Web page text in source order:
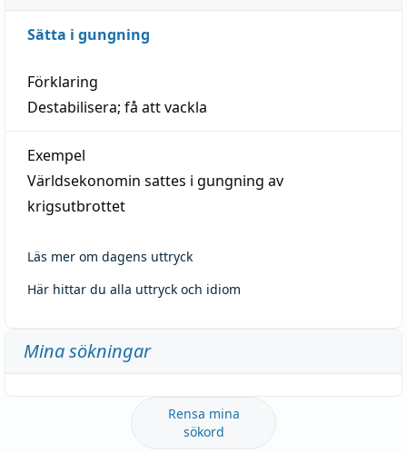
Sätta i gungning
Förklaring
Destabilisera; få att vackla
Exempel
Världsekonomin sattes i gungning av
krigsutbrottet
Läs mer om dagens uttryck
Här hittar du alla uttryck och idiom
Mina sökningar
Rensa mina
sökord